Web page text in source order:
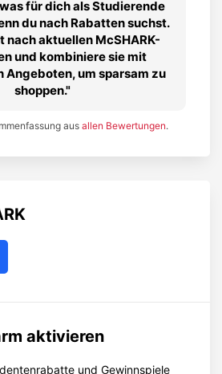
für dich als Studierende
du nach Rabatten suchst.
nach aktuellen McSHARK-
und kombiniere sie mit
Angeboten, um sparsam zu
shoppen.
aus allen Bewertungen.
aktivieren
und Gewinnspiele